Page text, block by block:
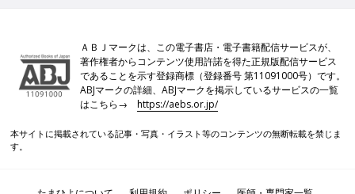
ＡＢＪマークは、この電子書店・電子書籍配信サービスが、
著作権者からコンテンツ使用許諾を得た正規版配信サービス
であることを示す登録商標（登録番号 第11091000号）です。
ABJマークの詳細、ABJマークを掲示しているサービスの一覧
はこちら→https://aebs.or.jp/
本サイトに掲載されている記事・写真・イラスト等のコンテンツの無断転載を禁じま
す。